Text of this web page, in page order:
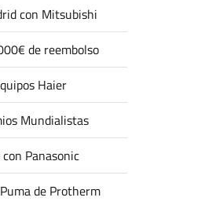
con Mitsubishi
de reembolso
Haier
Mundialistas
Panasonic
de Protherm